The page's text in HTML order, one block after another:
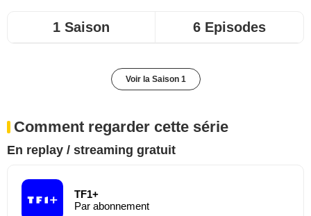
1 Saison 6 Episodes
Voir la Saison 1
Comment regarder cette série
En replay / streaming gratuit
TF1+
Par abonnement